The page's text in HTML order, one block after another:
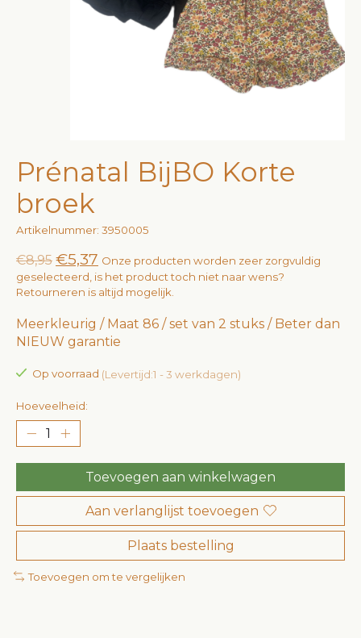
Prénatal BijBO Korte
broek
Artikelnummer: 3950005
€8,95 €5,37 Onze producten worden zeer zorgvuldig
geselecteerd, is het product toch niet naar wens?
Retourneren is altijd mogelijk.
Meerkleurig / Maat 86 / set van 2 stuks / Beter dan
NIEUW garantie
Op voorraad (Levertijd:1 - 3 werkdagen)
Hoeveelheid:
Toevoegen aan winkelwagen
Aan verlanglijst toevoegen
Plaats bestelling
Toevoegen om te vergelijken